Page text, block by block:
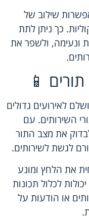
שילוב של
כך ניתן לתת
ונעימה, ולשפר את
📱
לאירועים גדולים
השירותים. עם
את מצב התור
לגשת לשירותים.
את הלחץ ומונע
לכלול תכונות
או הודעות על